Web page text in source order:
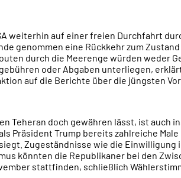
weiterhin auf einer freien Durchfahrt
genommen eine Rückkehr zum
durch die Meerenge würden weder
oder Abgaben unterliegen,
auf die Berichte über die jüngsten
Teheran doch gewähren lässt, ist auch
Präsident Trump bereits zahlreiche
Zugeständnisse wie die Einwilligung
könnten die Republikaner bei den
stattfinden, schließlich